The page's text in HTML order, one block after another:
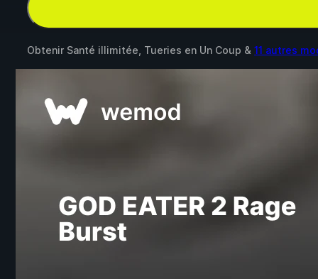
Obtenir Santé illimitée, Tueries en Un Coup & 11 autres